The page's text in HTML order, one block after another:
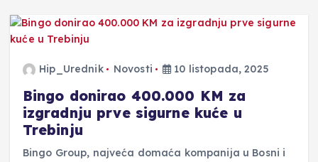
Hip_Urednik Novosti 10 listopada, 2025
Bingo donirao 400.000 KM za
izgradnju prve sigurne kuće u
Trebinju
Bingo Group, najveća domaća kompanija u Bosni i